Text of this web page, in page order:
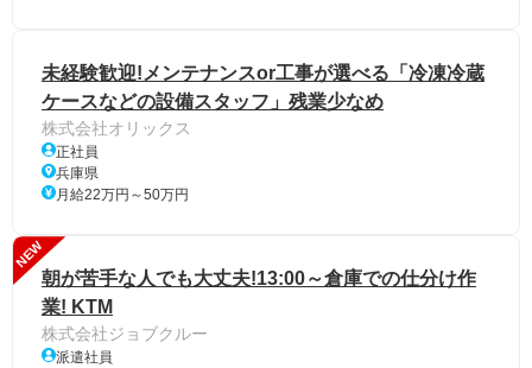
未経験歓迎!メンテナンスor工事が選べる「冷凍冷蔵
ケースなどの設備スタッフ」残業少なめ
株式会社オリックス
正社員
兵庫県
月給22万円～50万円
NEW
朝が苦手な人でも大丈夫!13:00～倉庫での仕分け作
業! KTM
株式会社ジョブクルー
派遣社員